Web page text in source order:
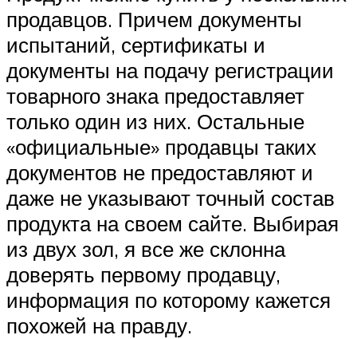
продавцов. Причем документы
испытаний, сертификаты и
документы на подачу регистрации
товарного знака предоставляет
только один из них. Остальные
«официальные» продавцы таких
документов не предоставляют и
даже не указывают точный состав
продукта на своем сайте. Выбирая
из двух зол, я все же склонна
доверять первому продавцу,
информация по которому кажется
похожей на правду.